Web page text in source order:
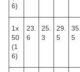
6)
1х
50
(1
6)
23.
6
25.
3
29.
5
35.
5